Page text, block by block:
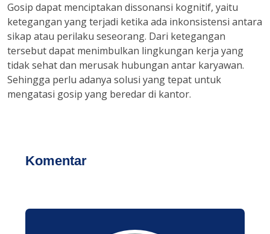
Gosip dapat menciptakan dissonansi kognitif, yaitu
ketegangan yang terjadi ketika ada inkonsistensi antara
sikap atau perilaku seseorang. Dari ketegangan
tersebut dapat menimbulkan lingkungan kerja yang
tidak sehat dan merusak hubungan antar karyawan.
Sehingga perlu adanya solusi yang tepat untuk
mengatasi gosip yang beredar di kantor.
Komentar